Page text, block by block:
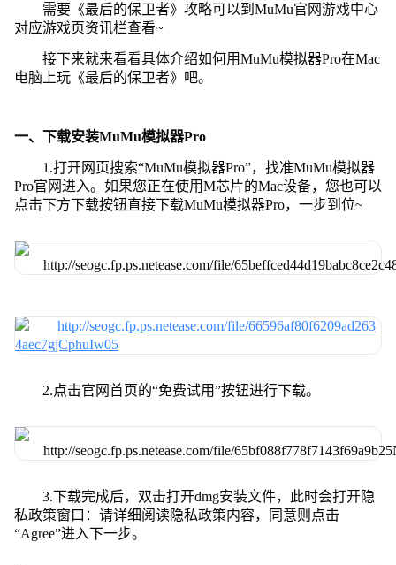
需要《最后的保卫者》攻略可以到MuMu官网游戏中心
对应游戏页资讯栏查看~
接下来就来看看具体介绍如何用MuMu模拟器Pro在Mac
电脑上玩《最后的保卫者》吧。
一、下载安装MuMu模拟器Pro
1.打开网页搜索“MuMu模拟器Pro”，找准MuMu模拟器
Pro官网进入。如果您正在使用M芯片的Mac设备，您也可以
点击下方下载按钮直接下载MuMu模拟器Pro，一步到位~
2.点击官网首页的“免费试用”按钮进行下载。
3.下载完成后，双击打开dmg安装文件，此时会打开隐
私政策窗口：请详细阅读隐私政策内容，同意则点击
“Agree”进入下一步。